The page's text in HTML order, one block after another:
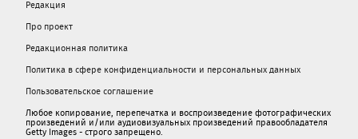
Редакция
Про проект
Редакционная политика
Политика в сфере конфиденциальности и персональных данных
Пользовательское соглашение
Любое копирование, перепечатка и воспроизведение фотографических
произведений и/или аудиовизуальных произведений правообладателя
Getty Images - строго запрещено.